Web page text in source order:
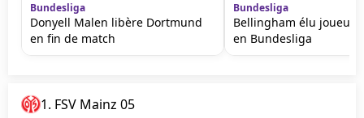
Bundesliga
Donyell Malen libère Dortmund
en fin de match
Bundesliga
Bellingham élu joueur
en Bundesliga
1. FSV Mainz 05